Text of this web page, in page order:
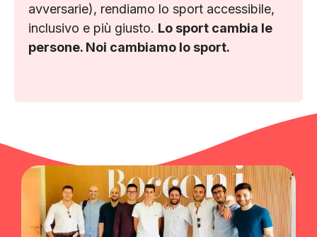
avversarie), rendiamo lo sport accessibile,
inclusivo e più giusto. Lo sport cambia le
persone. Noi cambiamo lo sport.